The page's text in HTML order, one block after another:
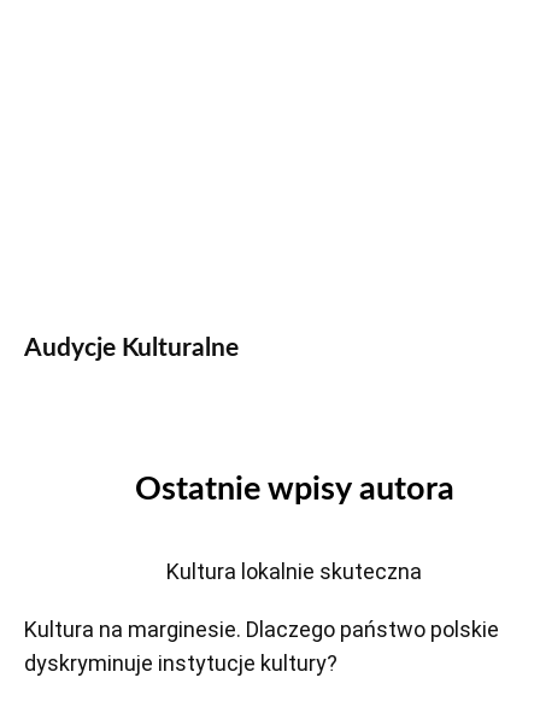
Audycje Kulturalne
Ostatnie wpisy autora
Kultura lokalnie skuteczna
Kultura na marginesie. Dlaczego państwo polskie
dyskryminuje instytucje kultury?